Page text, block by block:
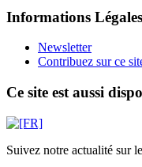
Informations Légales
Newsletter
Contribuez sur ce
Ce site est aussi
Suivez notre actualité sur